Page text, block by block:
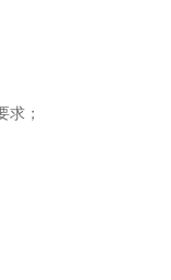
求；